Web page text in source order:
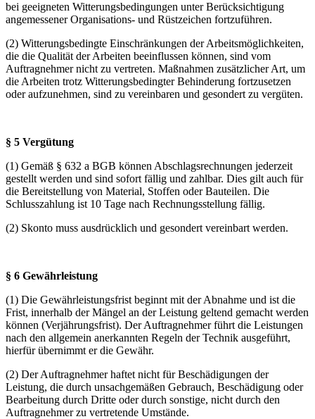
bei geeigneten Witterungsbedingungen unter Berücksichtigung
angemessener Organisations- und Rüstzeichen fortzuführen.
(2) Witterungsbedingte Einschränkungen der Arbeitsmöglichkeiten,
die die Qualität der Arbeiten beeinflussen können, sind vom
Auftragnehmer nicht zu vertreten. Maßnahmen zusätzlicher Art, um
die Arbeiten trotz Witterungsbedingter Behinderung fortzusetzen
oder aufzunehmen, sind zu vereinbaren und gesondert zu vergüten.
§ 5 Vergütung
(1) Gemäß § 632 a BGB können Abschlagsrechnungen jederzeit
gestellt werden und sind sofort fällig und zahlbar. Dies gilt auch für
die Bereitstellung von Material, Stoffen oder Bauteilen. Die
Schlusszahlung ist 10 Tage nach Rechnungsstellung fällig.
(2) Skonto muss ausdrücklich und gesondert vereinbart werden.
§ 6 Gewährleistung
(1) Die Gewährleistungsfrist beginnt mit der Abnahme und ist die
Frist, innerhalb der Mängel an der Leistung geltend gemacht werden
können (Verjährungsfrist). Der Auftragnehmer führt die Leistungen
nach den allgemein anerkannten Regeln der Technik ausgeführt,
hierfür übernimmt er die Gewähr.
(2) Der Auftragnehmer haftet nicht für Beschädigungen der
Leistung, die durch unsachgemäßen Gebrauch, Beschädigung oder
Bearbeitung durch Dritte oder durch sonstige, nicht durch den
Auftragnehmer zu vertretende Umstände.